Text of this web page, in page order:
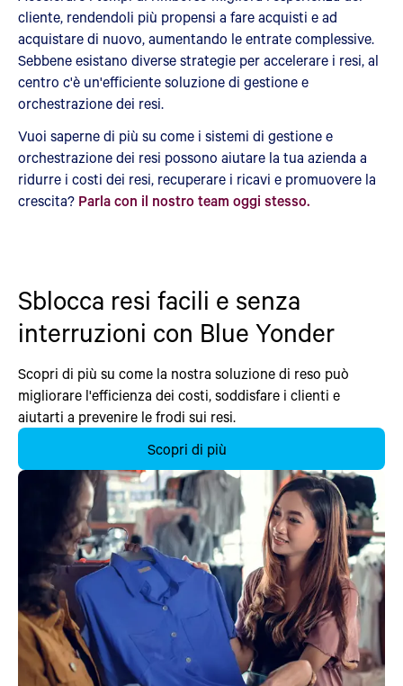
cliente, rendendoli più propensi a fare acquisti e ad
acquistare di nuovo, aumentando le entrate complessive.
Sebbene esistano diverse strategie per accelerare i resi, al
centro c'è un'efficiente soluzione di gestione e
orchestrazione dei resi.
Vuoi saperne di più su come i sistemi di gestione e
orchestrazione dei resi possono aiutare la tua azienda a
ridurre i costi dei resi, recuperare i ricavi e promuovere la
crescita? Parla con il nostro team oggi stesso.
Sblocca resi facili e senza
interruzioni con Blue Yonder
Scopri di più su come la nostra soluzione di reso può
migliorare l'efficienza dei costi, soddisfare i clienti e
aiutarti a prevenire le frodi sui resi.
Scopri di più